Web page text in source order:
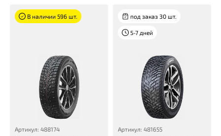
В наличии 596 шт.
Артикул: 488174
под заказ 30 шт.
5-7 дней
Артикул: 481655